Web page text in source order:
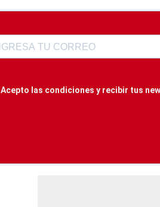
Acepto las condiciones y recibir tus